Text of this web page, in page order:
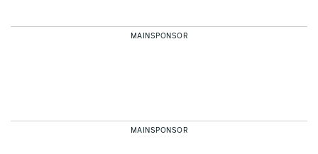
MAINSPONSOR
MAINSPONSOR